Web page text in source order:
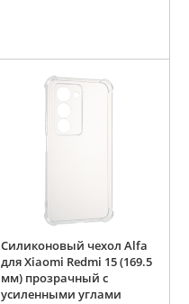
Силиконовый чехол Alfa
для Xiaomi Redmi 15 (169.5
мм) прозрачный с
усиленными углами